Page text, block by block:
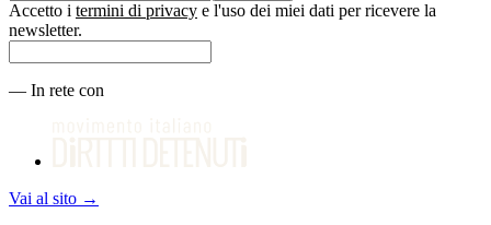
Accetto i termini di privacy e l'uso dei miei dati per ricevere la
newsletter.
— In rete con
Vai al sito →